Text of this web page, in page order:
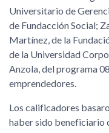
Universitario de
de Fundacción Social;
Martínez, de la
de la Universidad
Anzola, del programa
emprendedores.
Los calificadores
haber sido beneficiario